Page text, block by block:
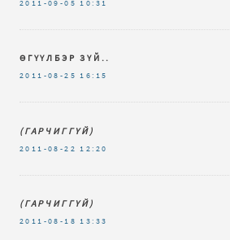
2011-09-05 10:31
ӨГҮҮЛБЭР ЗҮЙ..
2011-08-25 16:15
(ГАРЧИГГҮЙ)
2011-08-22 12:20
(ГАРЧИГГҮЙ)
2011-08-18 13:33